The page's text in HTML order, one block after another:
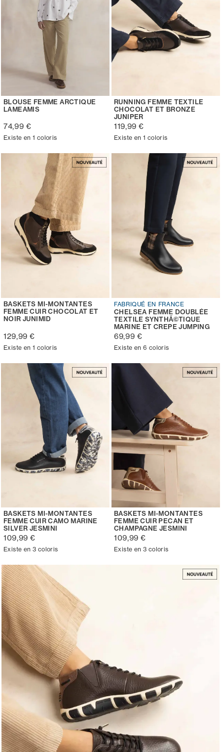
BLOUSE FEMME ARCTIQUE
LAMEAMIS
74,99 €
Existe en 1 coloris
RUNNING FEMME TEXTILE
CHOCOLAT ET BRONZE
JUNIPER
119,99 €
Existe en 1 coloris
BASKETS MI-MONTANTES
FEMME CUIR CHOCOLAT ET
NOIR JUNIMID
129,99 €
Existe en 1 coloris
FABRIQUÉ EN FRANCE
CHELSEA FEMME DOUBLÉE
TEXTILE SYNTHÃ©TIQUE
MARINE ET CREPE JUMPING
69,99 €
Existe en 6 coloris
BASKETS MI-MONTANTES
FEMME CUIR CAMO MARINE
SILVER JESMINI
109,99 €
Existe en 3 coloris
BASKETS MI-MONTANTES
FEMME CUIR PECAN ET
CHAMPAGNE JESMINI
109,99 €
Existe en 3 coloris